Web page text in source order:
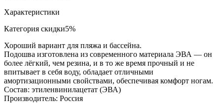
Характеристики
Категория скидки5%
Хороший вариант для пляжа и бассейна.
Подошва изготовлена из современного материала ЭВА — он
более лёгкий, чем резина, и в то же время прочный и не
впитывает в себя воду, обладает отличными
амортизационными свойствами, обеспечивая комфорт ногам.
Состав: этиленвинилацетат (ЭВА)
Производитель: Россия